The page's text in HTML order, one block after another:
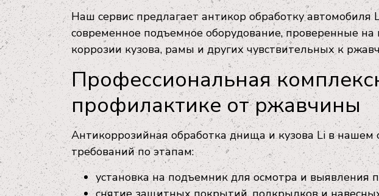
Наш сервис предлагает антикор обработку
современное подъемное оборудование, проверенные
коррозии кузова, рамы и других чувствительных к
Профессиональная
профилактике от ржавчины
Антикоррозийная обработка днища и кузова Li в нашем
требований по этапам:
установка на подъемник для осмотра и выявления